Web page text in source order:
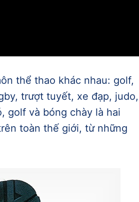
thể thao khác nhau: golf,
trượt tuyết, xe đạp, judo,
golf và bóng chày là hai
toàn thế giới, từ những